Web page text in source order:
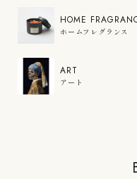
HOME
ホームフレグランス
ART
アート